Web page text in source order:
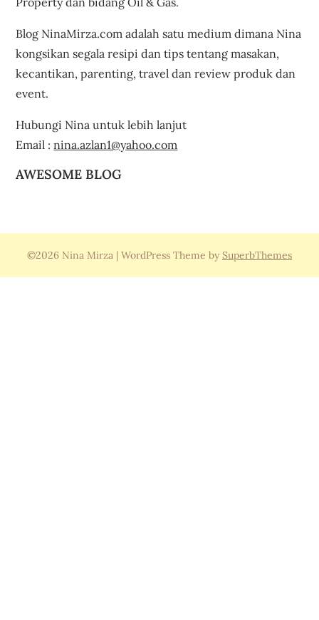
Blog NinaMirza.com adalah satu medium dimana Nina
kongsikan segala resipi dan tips tentang masakan,
kecantikan, parenting, travel dan review produk dan
event.
Hubungi Nina untuk lebih lanjut
Email :nina.azlan1@yahoo.com
AWESOME BLOG
©2026 Nina Mirza | WordPress Theme by SuperbThemes